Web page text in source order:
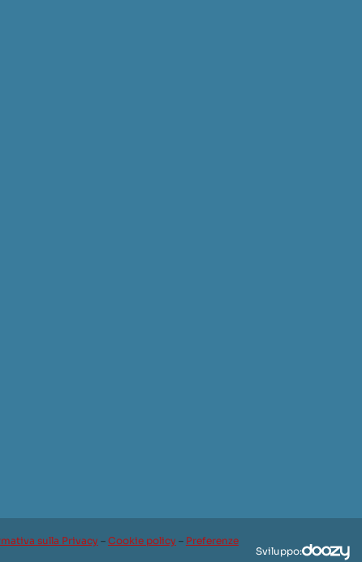
sulla Privacy – Cookie policy – Preferenze
Sviluppo: